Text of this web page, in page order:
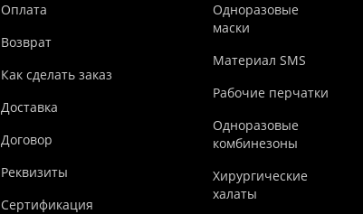
Оплата
Возврат
Как сделать заказ
Доставка
Договор
Реквизиты
Сертификация
Одноразовые
маски
Материал SMS
Рабочие перчатки
Одноразовые
комбинезоны
Хирургические
халаты